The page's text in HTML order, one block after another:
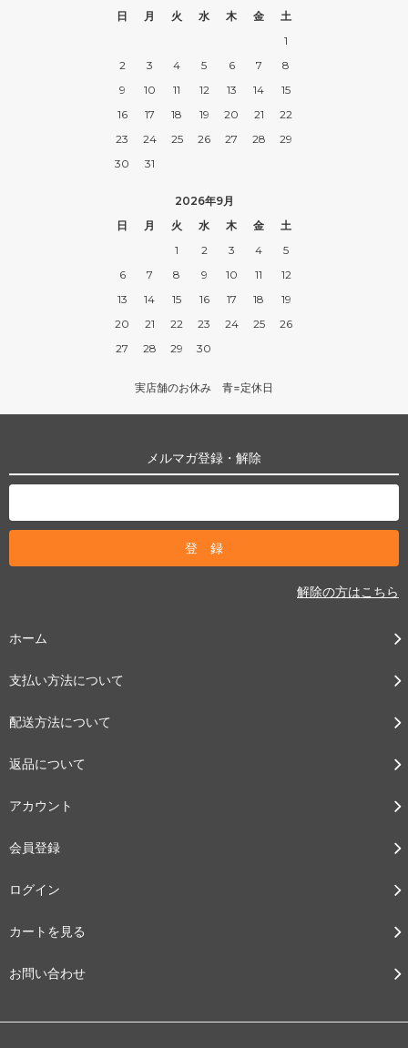
日
月 火 水 木 金
土
1
2
3 4 5 6 7
8
9
10 11 12 13 14
15
16
17 18 19 20 21
22
23
24 25 26 27 28
29
30
31
2026年9月
日
月 火 水 木 金
土
1
2 3 4
5
6
7 8 9 10 11
12
13
14 15 16 17 18
19
20
21 22 23 24 25
26
27
28 29 30
実店舗のお休み 青=定休日
メルマガ登録・解除
解除の方はこちら
ホーム
支払い方法について
配送方法について
返品について
アカウント
会員登録
ログイン
カートを見る
お問い合わせ